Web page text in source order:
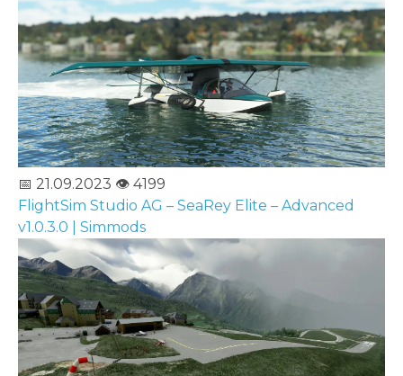
📅 21.09.2023 👁️ 4199
FlightSim Studio AG – SeaRey Elite – Advanced
v1.0.3.0 | Simmods